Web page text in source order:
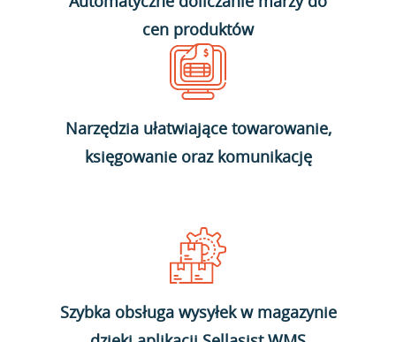
cen produktów
Narzędzia ułatwiające towarowanie,
księgowanie oraz komunikację
Szybka obsługa wysyłek w magazynie